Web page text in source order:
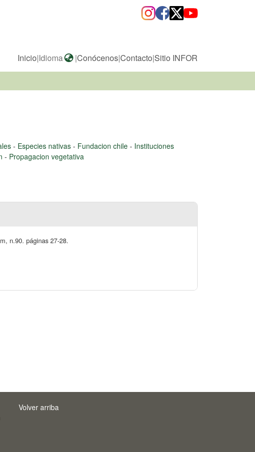
Inicio|Idioma |Conócenos|Contacto|Sitio INFOR
- Especies nativas - Fundacion chile - Instituciones
- Propagacion vegetativa
n.90. páginas 27-28.
Volver arriba